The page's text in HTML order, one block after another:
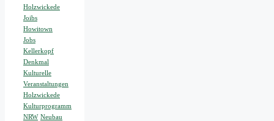
Holzwickede
Joibs
Howitown
Jobs
Kellerkopf
Denkmal
Kulturelle
Veranstaltungen
Holzwickede
Kulturprogramm
NRW Neubau